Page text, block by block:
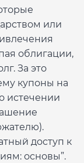
или
облигации,
За это
купоны на
истечении
доступ к
основы”.